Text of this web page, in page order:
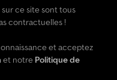
ce site sont tous
contractuelles !
et acceptez
et notre Politique de